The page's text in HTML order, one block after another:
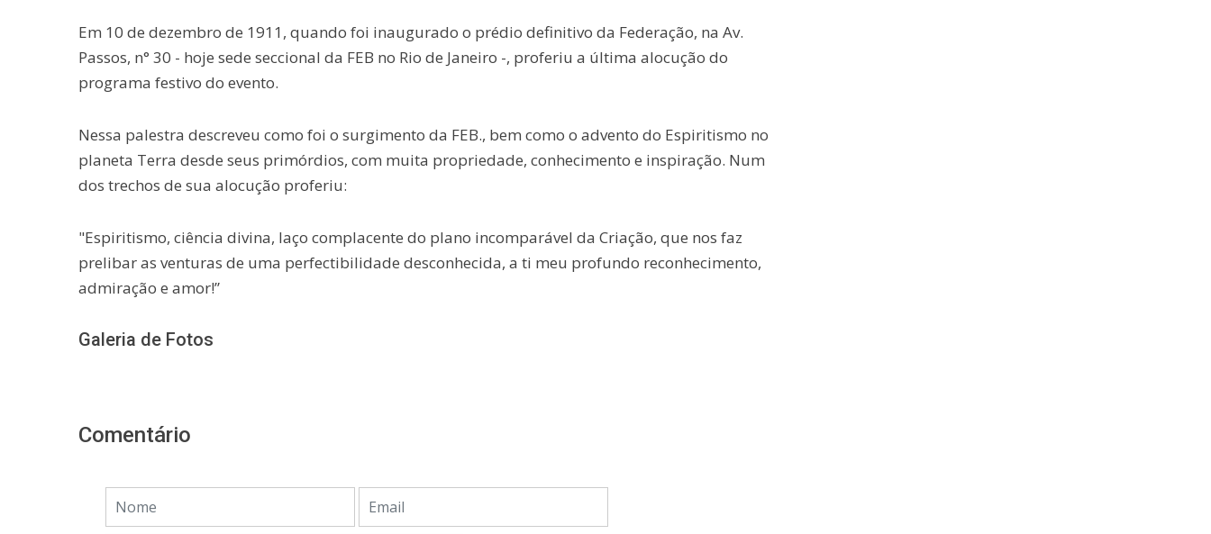
Em 10 de dezembro de 1911, quando foi inaugurado o prédio definitivo da Federação, na Av.
Passos, n° 30 - hoje sede seccional da FEB no Rio de Janeiro -, proferiu a última alocução do
programa festivo do evento.
Nessa palestra descreveu como foi o surgimento da FEB., bem como o advento do Espiritismo no
planeta Terra desde seus primórdios, com muita propriedade, conhecimento e inspiração. Num
dos trechos de sua alocução proferiu:
"Espiritismo, ciência divina, laço complacente do plano incomparável da Criação, que nos faz
prelibar as venturas de uma perfectibilidade desconhecida, a ti meu profundo reconhecimento,
admiração e amor!”
Galeria de Fotos
Comentário